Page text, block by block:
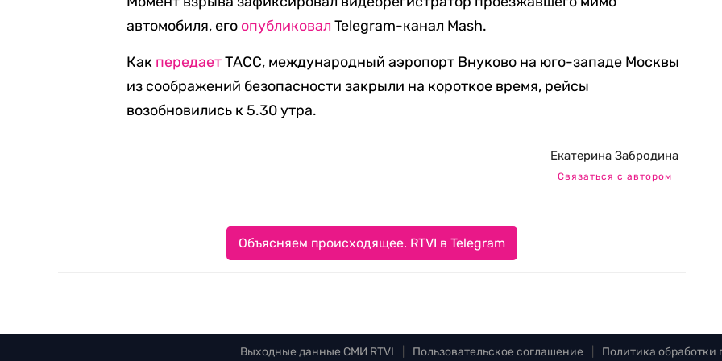
автомобиля, его опубликовал Telegram-канал Mash.
Как передаетТАСС, международный аэропорт Внуково на юго-западе Москвы
из соображений безопасности закрыли на короткое время, рейсы
возобновились к 5.30 утра.
Екатерина Забродина
Связаться с автором
Объясняем происходящее. RTVI в Telegram
Выходные данные СМИ RTVI Пользовательское соглашение Политика